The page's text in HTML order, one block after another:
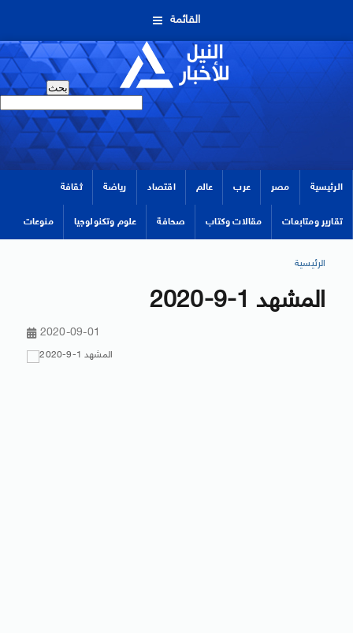
القائمة
الرئيسية مصر عرب عالم اقتصاد رياضة ثقافة
تقارير ومتابعات مقالات وكتاب صحافة علوم وتكنولوجيا منوعات
الرئيسية
المشهد 1-9-2020
2020-09-01